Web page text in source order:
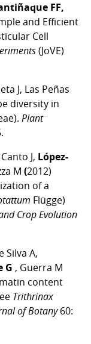
FF,
and Efficient
Cell
(JoVE)
J, Las Peñas
diversity in
Plant
J, López-
M (2012)
of a
Flügge)
Crop Evolution
Silva A,
G , Guerra M
content
Trithrinax
of Botany60: